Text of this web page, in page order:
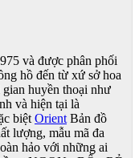
và được phân phối
hồ đến từ xứ sở hoa
huyền thoại như
và hiện tại là
biệt Orient Bản đồ
lượng, mẫu mã đa
hảo với những ai